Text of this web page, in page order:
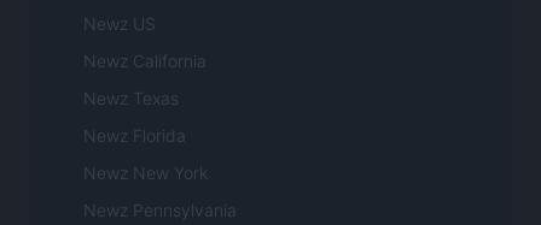
Newz US
Newz California
Newz Texas
Newz Florida
Newz New York
Newz Pennsylvania